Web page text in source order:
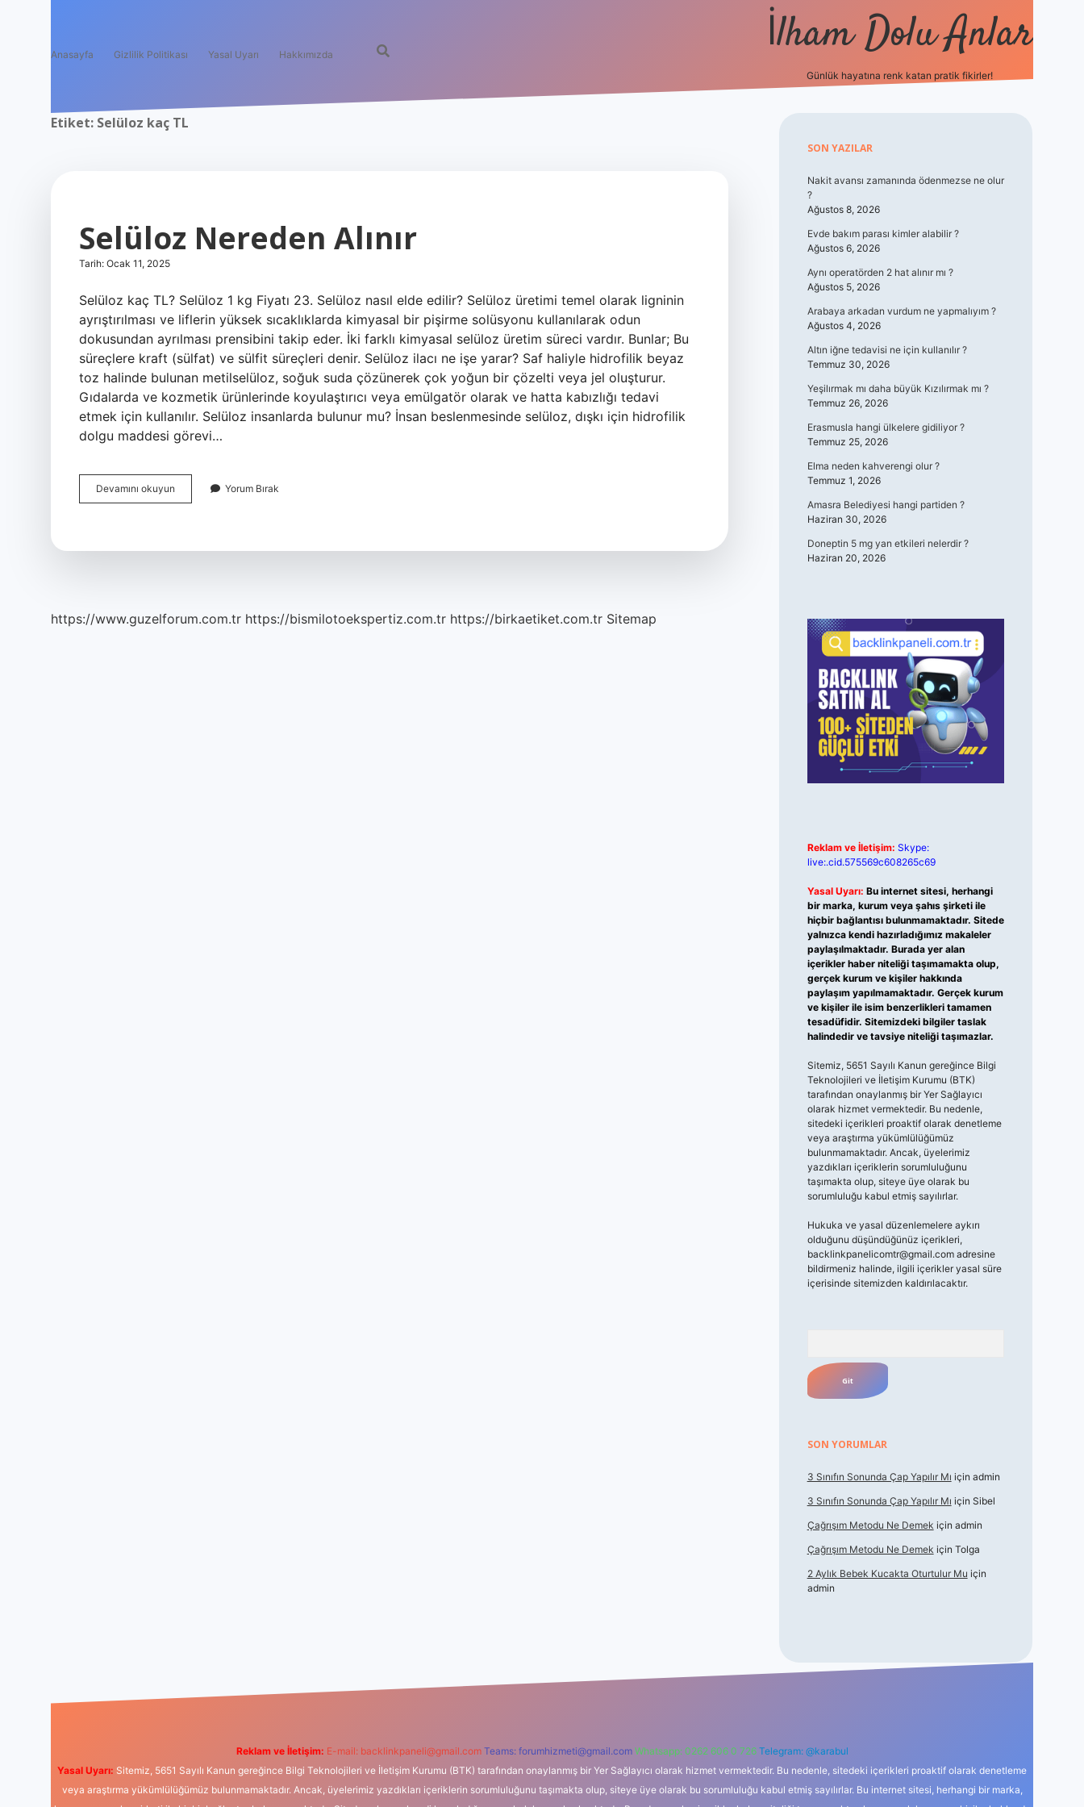
Anasayfa Gizlilik Politikası Yasal Uyarı Hakkımızda İlham Dolu Anlar
Günlük hayatına renk katan pratik fikirler!
Etiket: Selüloz kaç TL
Selüloz Nereden Alınır
Tarih: Ocak 11, 2025
Selüloz kaç TL? Selüloz 1 kg Fiyatı 23. Selüloz nasıl elde edilir? Selüloz üretimi temel olarak ligninin
ayrıştırılması ve liflerin yüksek sıcaklıklarda kimyasal bir pişirme solüsyonu kullanılarak odun
dokusundan ayrılması prensibini takip eder. İki farklı kimyasal selüloz üretim süreci vardır. Bunlar; Bu
süreçlere kraft (sülfat) ve sülfit süreçleri denir. Selüloz ilacı ne işe yarar? Saf haliyle hidrofilik beyaz
toz halinde bulunan metilselüloz, soğuk suda çözünerek çok yoğun bir çözelti veya jel oluşturur.
Gıdalarda ve kozmetik ürünlerinde koyulaştırıcı veya emülgatör olarak ve hatta kabızlığı tedavi
etmek için kullanılır. Selüloz insanlarda bulunur mu? İnsan beslenmesinde selüloz, dışkı için hidrofilik
dolgu maddesi görevi…
Devamını okuyun
Nereden
Yorum Bırak
https://www.guzelforum.com.tr https://bismilotoekspertiz.com.tr https://birkaetiket.com.tr Sitemap
Sidebar
SON YAZILAR
Nakit avansı zamanında ödenmezse ne olur
?
Ağustos 8, 2026
Evde bakım parası kimler alabilir ?
Ağustos 6, 2026
Aynı operatörden 2 hat alınır mı ?
Ağustos 5, 2026
Arabaya arkadan vurdum ne yapmalıyım ?
Ağustos 4, 2026
Altın iğne tedavisi ne için kullanılır ?
Temmuz 30, 2026
Yeşilırmak mı daha büyük Kızılırmak mı ?
Temmuz 26, 2026
Erasmusla hangi ülkelere gidiliyor ?
Temmuz 25, 2026
Elma neden kahverengi olur ?
Temmuz 1, 2026
Amasra Belediyesi hangi partiden ?
Haziran 30, 2026
Doneptin 5 mg yan etkileri nelerdir ?
Haziran 20, 2026
Reklam ve İletişim: Skype:
live:.cid.575569c608265c69
Yasal Uyarı: Bu internet sitesi, herhangi
bir marka, kurum veya şahıs şirketi ile
hiçbir bağlantısı bulunmamaktadır. Sitede
yalnızca kendi hazırladığımız makaleler
paylaşılmaktadır. Burada yer alan
içerikler haber niteliği taşımamakta olup,
gerçek kurum ve kişiler hakkında
paylaşım yapılmamaktadır. Gerçek kurum
ve kişiler ile isim benzerlikleri tamamen
tesadüfidir. Sitemizdeki bilgiler taslak
halindedir ve tavsiye niteliği taşımazlar.
Sitemiz, 5651 Sayılı Kanun gereğince Bilgi
Teknolojileri ve İletişim Kurumu (BTK)
tarafından onaylanmış bir Yer Sağlayıcı
olarak hizmet vermektedir. Bu nedenle,
sitedeki içerikleri proaktif olarak denetleme
veya araştırma yükümlülüğümüz
bulunmamaktadır. Ancak, üyelerimiz
yazdıkları içeriklerin sorumluluğunu
taşımakta olup, siteye üye olarak bu
sorumluluğu kabul etmiş sayılırlar.
Hukuka ve yasal düzenlemelere aykırı
olduğunu düşündüğünüz içerikleri,
backlinkpanelicomtr@gmail.comadresine
bildirmeniz halinde, ilgili içerikler yasal süre
içerisinde sitemizden kaldırılacaktır.
SON YORUMLAR
3 Sınıfın Sonunda Çap Yapılır Mı için admin
3 Sınıfın Sonunda Çap Yapılır Mı için Sibel
Çağrışım Metodu Ne Demek için admin
Çağrışım Metodu Ne Demek için Tolga
2 Aylık Bebek Kucakta Oturtulur Mu için
admin
Reklam ve İletişim: E-mail: backlinkpaneli@gmail.com Teams: forumhizmeti@gmail.com Whatsapp: 0262 606 0 726 Telegram: @karabul
Yasal Uyarı: Sitemiz, 5651 Sayılı Kanun gereğince Bilgi Teknolojileri ve İletişim Kurumu (BTK) tarafından onaylanmış bir Yer Sağlayıcı olarak hizmet vermektedir. Bu nedenle, sitedeki içerikleri proaktif olarak denetleme
veya araştırma yükümlülüğümüz bulunmamaktadır. Ancak, üyelerimiz yazdıkları içeriklerin sorumluluğunu taşımakta olup, siteye üye olarak bu sorumluluğu kabul etmiş sayılırlar. Bu internet sitesi, herhangi bir marka,